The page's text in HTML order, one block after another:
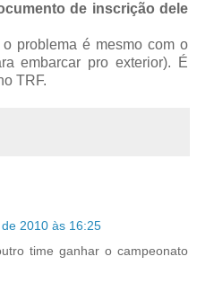
de inscrição dele
problema é mesmo com o
embarcar pro exterior). É
TRF.
2010 às 16:25
time ganhar o campeonato